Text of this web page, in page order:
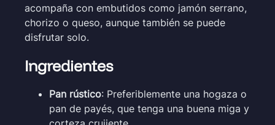
acompaña con embutidos como jamón serrano,
chorizo o queso, aunque también se puede
disfrutar solo.
Ingredientes
Pan rústico: Preferiblemente una hogaza o
pan de payés, que tenga una buena miga y